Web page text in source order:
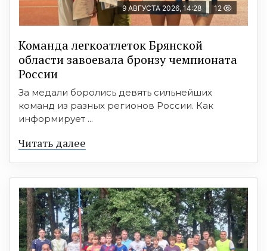
9 АВГУСТА 2026, 14:28 12
Команда легкоатлеток Брянской
области завоевала бронзу чемпионата
России
За медали боролись девять сильнейших
команд из разных регионов России. Как
информирует ...
Читать далее